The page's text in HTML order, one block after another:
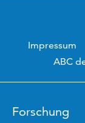
Impressum
ABC
Forschung